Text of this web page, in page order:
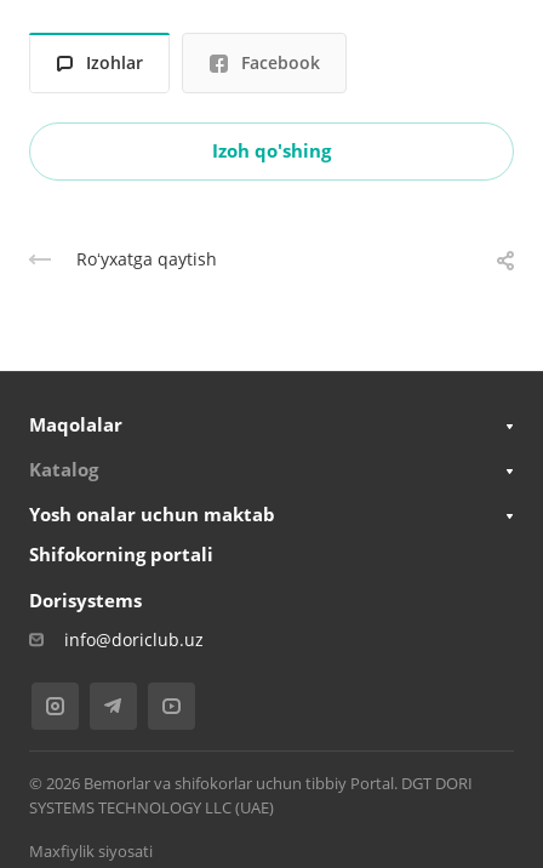
Izohlar Facebook
Izoh qo'shing
Roʻyxatga qaytish
Maqolalar
Katalog
Yosh onalar uchun maktab
Shifokorning portali
Dorisystems
info@doriclub.uz
© 2026 Bemorlar va shifokorlar uchun tibbiy Portal. DGT DORI
SYSTEMS TECHNOLOGY LLC (UAE)
Maxfiylik siyosati